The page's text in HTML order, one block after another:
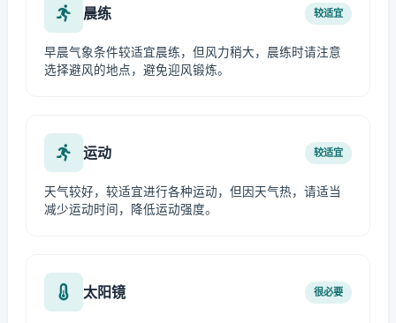
晨练 较适宜
早晨气象条件较适宜晨练，但风力稍大，晨练时请注意
选择避风的地点，避免迎风锻炼。
运动 较适宜
天气较好，较适宜进行各种运动，但因天气热，请适当
减少运动时间，降低运动强度。
太阳镜 很必要